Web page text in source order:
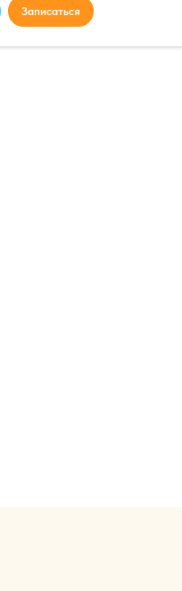
Записаться